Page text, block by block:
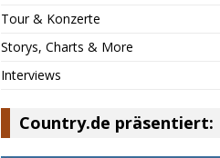
Tour & Konzerte
Storys, Charts & More
Interviews
Country.de präsentiert: